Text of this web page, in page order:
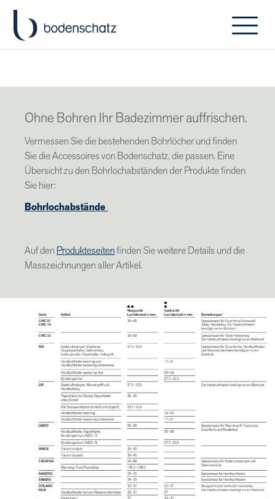
Ohne Bohren Ihr Badezimmer auffrischen.
Vermessen Sie die bestehenden Bohrlöcher und finden
Sie die Accessoires von Bodenschatz, die passen. Eine
Übersicht zu den Bohrlochabständen der Produkte finden
Sie hier:
Bohrlochabstände
Auf den Produkteseitenfinden Sie weitere Details und die
Masszeichnungen aller Artikel.